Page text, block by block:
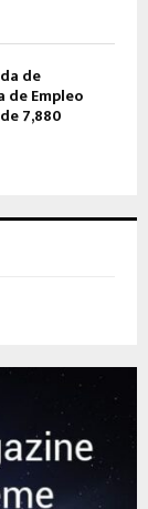
de
Empleo
7,880